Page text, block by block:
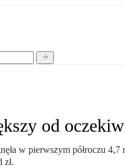
od
w pierwszym półroczu